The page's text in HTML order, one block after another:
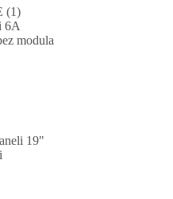
(1)
6A
modula
19"